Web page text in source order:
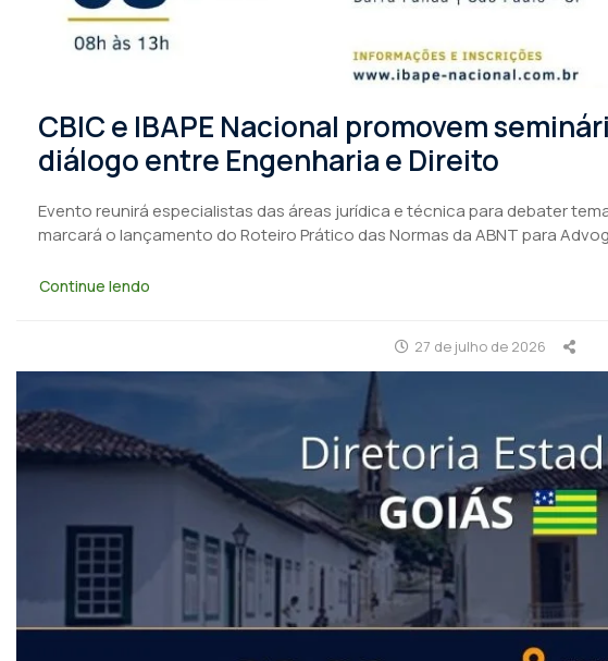
CBIC e IBAPE Nacional promovem
diálogo entre Engenharia e Direito
Evento reunirá especialistas das áreas jurídica e técnica para debater
marcará o lançamento do Roteiro Prático das Normas da ABNT para
Continue lendo
27 de julho de 2026